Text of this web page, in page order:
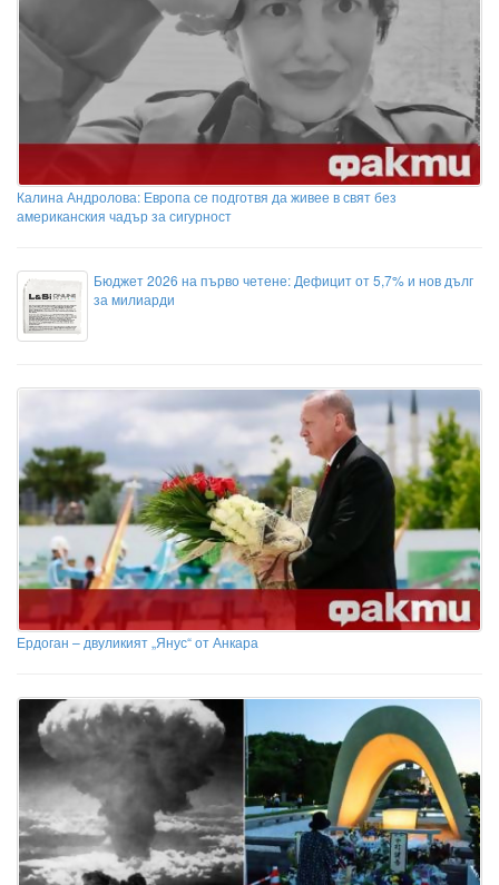
Калина Андролова: Европа се подготвя да живее в свят без
американския чадър за сигурност
Бюджет 2026 на първо четене: Дефицит от 5,7% и нов дълг
за милиарди
Ердоган – двуликият „Янус“ от Анкара